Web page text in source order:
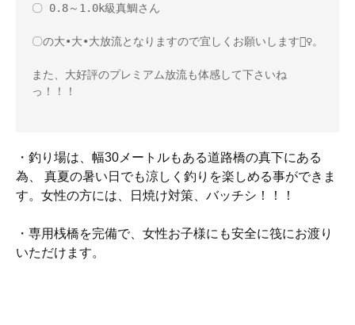
〇 0.8～1.0k級真鯛さん
〇の大•大•大放流となりますので宜しくお願いします🙇‍♀️。
また、大好評のプレミアム放流も体感して下さいね
っ！！！
・釣り場は、幅30メートルもある道路橋の真下にある
為、 真夏の暑い日でも涼しく釣りを楽しめる事ができま
す。女性の方には、日焼け対策、バッチシ！！！
・専用桟橋を完備で、女性お子様にも安全に筏にお渡り
いただけます。